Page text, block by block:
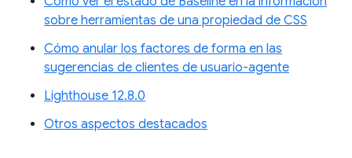
sobre herramientas de una propiedad de CSS
Cómo anular los factores de forma en las
sugerencias de clientes de usuario-agente
Lighthouse 12.8.0
Otros aspectos destacados